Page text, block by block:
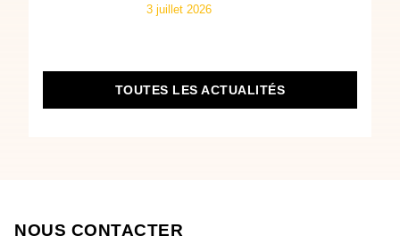
3 juillet 2026
TOUTES LES ACTUALITÉS
NOUS CONTACTER